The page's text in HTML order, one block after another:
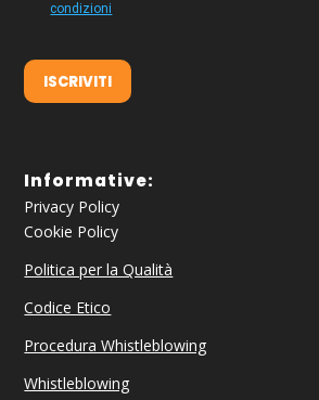
condizioni
ISCRIVITI
Informative:
Privacy Policy
Cookie Policy
Politica per la Qualità
Codice Etico
Procedura Whistleblowing
Whistleblowing